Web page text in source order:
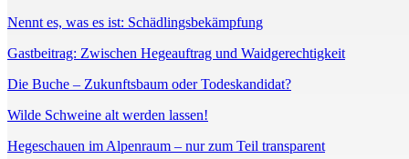
Nennt es, was es ist: Schädlingsbekämpfung
Gastbeitrag: Zwischen Hegeauftrag und Waidgerechtigkeit
Die Buche – Zukunftsbaum oder Todeskandidat?
Wilde Schweine alt werden lassen!
Hegeschauen im Alpenraum – nur zum Teil transparent